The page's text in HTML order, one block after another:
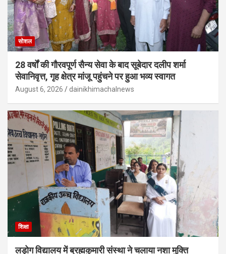
सोशल
28 वर्षों की गौरवपूर्ण सैन्य सेवा के बाद सूबेदार दलीप शर्मा
सेवानिवृत्त, गृह क्षेत्र मांजू पहुंचने पर हुआ भव्य स्वागत
August 6, 2026 dainikhimachalnews
शिक्षा
लड़ोग विद्यालय में ब्रह्मकुमारी संस्था ने चलाया नशा मुक्ति